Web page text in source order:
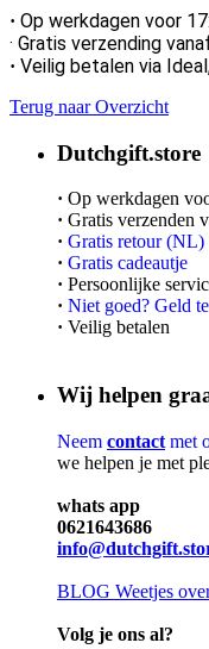
· Op werkdagen voor
· Gratis verzending
· Veilig betalen via
Terug naar Overzicht
Dutchgift.store
· Op werkdagen
· Gratis verzenden
· Gratis retour (NL)
· Gratis cadeautje
· Persoonlijke
· Niet goed? Geld
· Veilig betalen
Wij helpen
Neem contact met
we helpen je met
whats app
0621643686
BLOG Weetjes
Volg je ons al?